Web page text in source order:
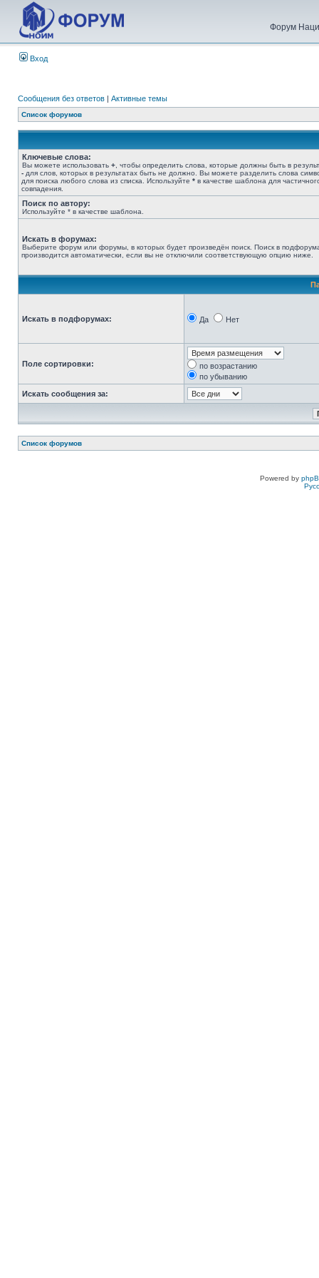
Форум
Вход
Сообщения без ответов | Активные темы
Список форумов
Ключевые слова:
Вы можете использовать + , чтобы определить слова, которые должны быть в
- для слов, которых в результатах быть не должно. Вы можете разделить слова
для поиска любого слова из списка. Используйте * в качестве шаблона для
совпадения.
Поиск по автору:
Используйте * в качестве шаблона.
Искать в форумах:
Выберите форум или форумы, в которых будет произведён поиск. Поиск в
производится автоматически, если вы не отключили соответствующую опцию ниже.
Искать в подфорумах: Да Нет
Поле сортировки:
по возрастанию
по убыванию
Искать сообщения за:
Список форумов
Powered by